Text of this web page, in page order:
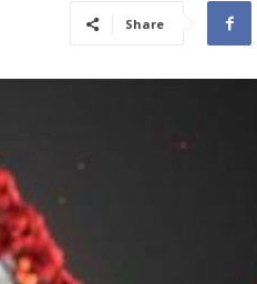
Share